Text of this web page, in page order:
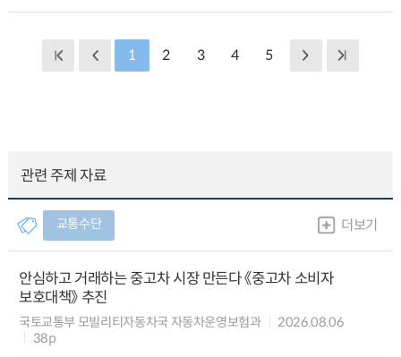
1 2 3 4 5
관련 주제 자료
교통수단 더보기
안심하고 거래하는 중고차 시장 만든다 《중고차 소비자
보호대책》 추진
국토교통부 모빌리티자동차국 자동차운영보험과
2026.08.06
38p